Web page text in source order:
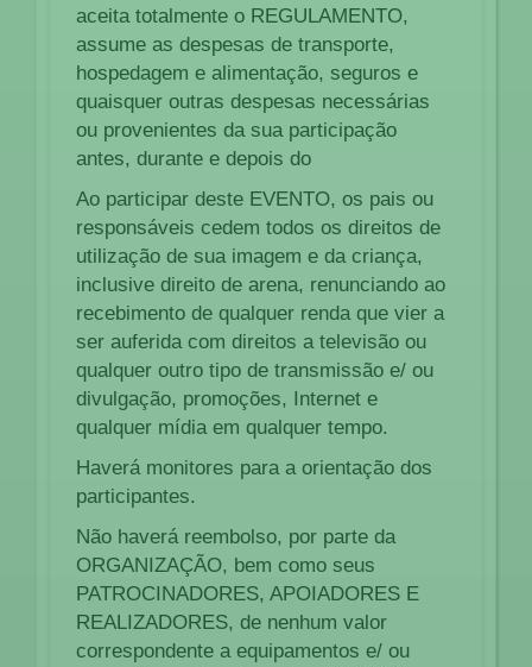
aceita totalmente o REGULAMENTO,
assume as despesas de transporte,
hospedagem e alimentação, seguros e
quaisquer outras despesas necessárias
ou provenientes da sua participação
antes, durante e depois do
Ao participar deste EVENTO, os pais ou
responsáveis cedem todos os direitos de
utilização de sua imagem e da criança,
inclusive direito de arena, renunciando ao
recebimento de qualquer renda que vier a
ser auferida com direitos a televisão ou
qualquer outro tipo de transmissão e/ ou
divulgação, promoções, Internet e
qualquer mídia em qualquer tempo.
Haverá monitores para a orientação dos
participantes.
Não haverá reembolso, por parte da
ORGANIZAÇÃO, bem como seus
PATROCINADORES, APOIADORES E
REALIZADORES, de nenhum valor
correspondente a equipamentos e/ ou